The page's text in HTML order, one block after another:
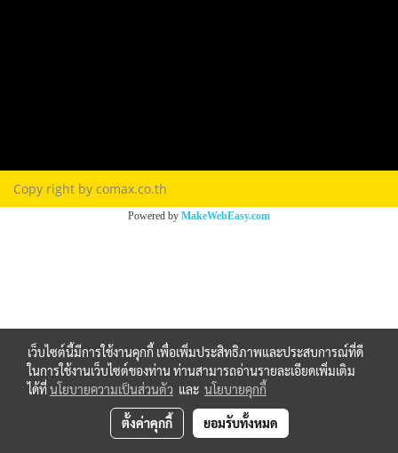
Copy right by comax.co.th
Powered by MakeWebEasy.com
เว็บไซต์นี้มีการใช้งานคุกกี้ เพื่อเพิ่มประสิทธิภาพและประสบการณ์ที่ดี
ในการใช้งานเว็บไซต์ของท่าน ท่านสามารถอ่านรายละเอียดเพิ่มเติม
ได้ที่นโยบายความเป็นส่วนตัว และ นโยบายคุกกี้
ตั้งค่าคุกกี้ ยอมรับทั้งหมด